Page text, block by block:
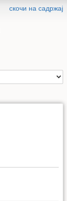
скочи на садржај